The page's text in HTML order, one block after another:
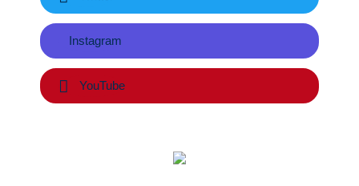
Instagram
YouTube